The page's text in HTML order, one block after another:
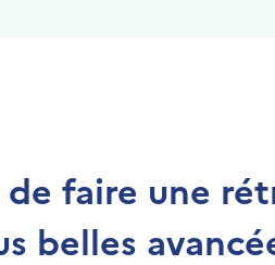
faire une
belles